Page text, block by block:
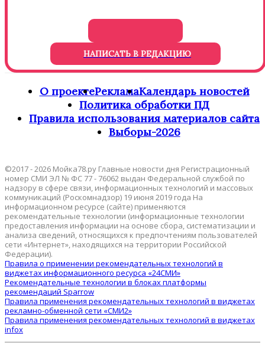
НАПИСАТЬ В РЕДАКЦИЮ
О проектеРекламаКалендарь новостей
Политика обработки ПД
Правила использования материалов сайта
Выборы-2026
©2017 - 2026 Мойка78.ру Главные новости дня Регистрационный
номер СМИ ЭЛ № ФС 77 - 76062 выдан Федеральной службой по
надзору в сфере связи, информационных технологий и массовых
коммуникаций (Роскомнадзор) 19 июня 2019 года На
информационном ресурсе (сайте) применяются
рекомендательные технологии (информационные технологии
предоставления информации на основе сбора, систематизации и
анализа сведений, относящихся к предпочтениям пользователей
сети «Интернет», находящихся на территории Российской
Федерации).
Правила о применении рекомендательных технологий в
виджетах информационного ресурса «24СМИ»
Рекомендательные технологии в блоках платформы
рекомендаций Sparrow
Правила применения рекомендательных технологий в виджетах
рекламно-обменной сети «СМИ2»
Правила применения рекомендательных технологий в виджетах
infox